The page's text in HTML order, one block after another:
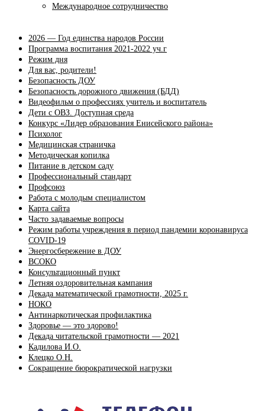
Международное сотрудничество
2026 — Год единства народов России
Программа воспитания 2021-2022 уч.г
Режим дня
Для вас, родители!
Безопасность ДОУ
Безопасность дорожного движения (БДД)
Видеофильм о профессиях учитель и воспитатель
Дети с ОВЗ. Доступная среда
Конкурс «Лидер образования Енисейского района»
Психолог
Медицинская страничка
Методическая копилка
Питание в детском саду
Профессиональный стандарт
Профсоюз
Работа с молодым специалистом
Карта сайта
Часто задаваемые вопросы
Режим работы учреждения в период пандемии коронавируса
COVID-19
Энергосбережение в ДОУ
ВСОКО
Консультационный пункт
Летняя оздоровительная кампания
Декада математической грамотности, 2025 г.
НОКО
Антинаркотическая профилактика
Здоровье — это здорово!
Декада читательской грамотности — 2021
Кадилова И.О.
Клецко О.Н.
Сокращение бюрократической нагрузки